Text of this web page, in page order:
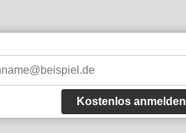
Kostenlos anmelden